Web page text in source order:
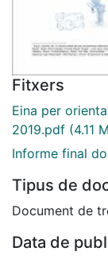
Fitxers
Eina per
2019.pdf (4.11
Informe final
Tipus de
Document de
Data de